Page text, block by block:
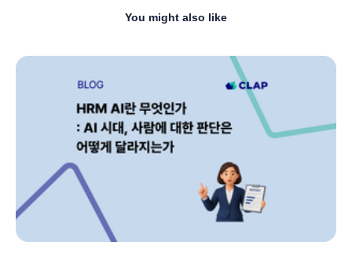
You might also like